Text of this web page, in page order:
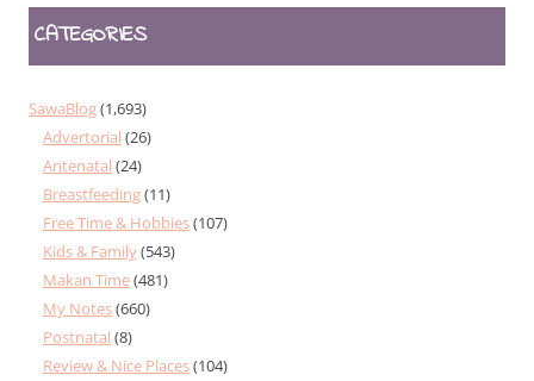
CATEGORIES
SawaBlog(1,693)
Advertorial (26)
Antenatal (24)
Breastfeeding(11)
Free Time & Hobbies(107)
Kids & Family(543)
Makan Time(481)
My Notes(660)
Postnatal (8)
Review & Nice Places(104)